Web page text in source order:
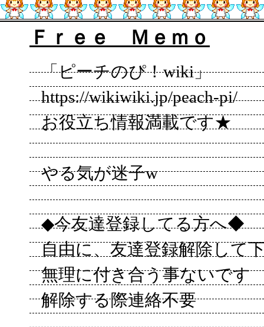
Ｆｒｅｅ Ｍｅｍｏ
「ピーチのぴ！wiki」
https://wikiwiki.jp/peach-pi/
お役立ち情報満載です★
やる気が迷子w
◆今友達登録してる方へ◆
自由に、友達登録解除して
無理に付き合う事ないです
解除する際連絡不要